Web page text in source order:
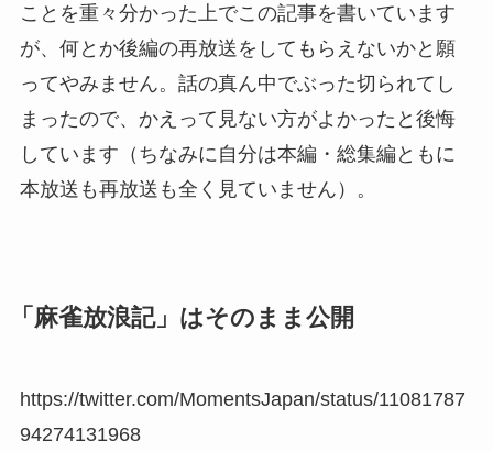
ことを重々分かった上でこの記事を書いています
が、何とか後編の再放送をしてもらえないかと願
ってやみません。話の真ん中でぶった切られてし
まったので、かえって見ない方がよかったと後悔
しています（ちなみに自分は本編・総集編ともに
本放送も再放送も全く見ていません）。
「麻雀放浪記」はそのまま公開
https://twitter.com/MomentsJapan/status/11081787
94274131968